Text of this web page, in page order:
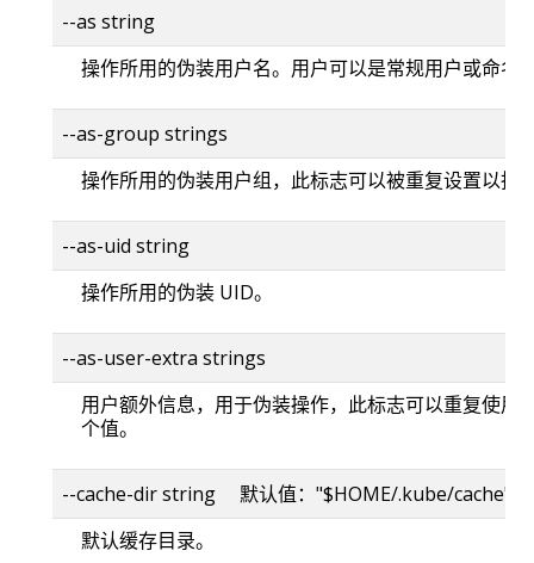
--as string
操作所用的伪装用户名。用户可以是常规用户或命名
--as-group strings
操作所用的伪装用户组，此标志可以被重复设置以指
--as-uid string
操作所用的伪装 UID。
--as-user-extra strings
用户额外信息，用于伪装操作，此标志可以重复使用
个值。
--cache-dir string 默认值："$HOME/.kube/cache"
默认缓存目录。